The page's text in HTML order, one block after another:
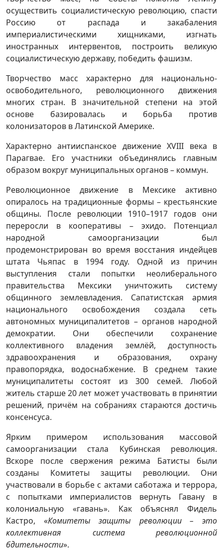
осуществить социалистическую революцию, спасти
Россию от распада и закабаления
империалистическими хищниками, изгнать
иностранных интервентов, построить великую
социалистическую державу, победить фашизм.
Творчество масс характерно для национально-
освободительного, революционного движения
многих стран. В значительной степени на этой
основе базировалась и борьба против
колонизаторов в Латинской Америке.
Характерно антииспанское движение XVIII века в
Парагвае. Его участники объединялись главным
образом вокруг муниципальных органов – коммун.
Революционное движение в Мексике активно
опиралось на традиционные формы – крестьянские
общины. После революции 1910–1917 годов они
переросли в кооперативы – эхидо. Потенциал
народной самоорганизации был
продемонстрирован во время восстания индейцев
штата Чьяпас в 1994 году. Одной из причин
выступления стали попытки неолиберального
правительства Мексики уничтожить систему
общинного землевладения. Сапатистская армия
национального освобождения создала сеть
автономных муниципалитетов – органов народной
демократии. Они обеспечили сохранение
коллективного владения землёй, доступность
здравоохранения и образования, охрану
правопорядка, водоснабжение. В среднем такие
муниципалитеты состоят из 300 семей. Любой
житель старше 20 лет может участвовать в принятии
решений, причём на собраниях стараются достичь
консенсуса.
Ярким примером использования массовой
самоорганизации стала Кубинская революция.
Вскоре после свержения режима Батисты были
созданы Комитеты защиты революции. Они
участвовали в борьбе с актами саботажа и террора,
с попытками империалистов вернуть Гавану в
колониальную «гавань». Как объяснял Фидель
Кастро, «Комитеты защиты революции – это
коллективная система революционной
бдительности».